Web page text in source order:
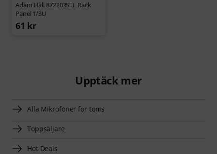
Adam Hall 872203STL Rack
Panel 1/3U
61 kr
Upptäck mer
Alla Mikrofoner för toms
Toppsäljare
Hot Deals